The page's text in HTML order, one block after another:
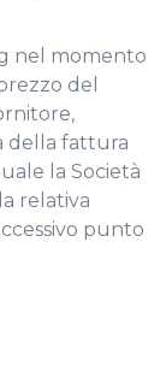
nel momento
del
della fattura
la Società
relativa
punto